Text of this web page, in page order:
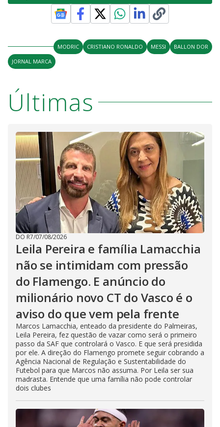
MODRIC CRISTIANO RONALDO MESSI
BALLON DOR
JORNAL MARCA
Últimas
DO R7/07/08/2026
Leila Pereira e família Lamacchia
não se intimidam com pressão
do Flamengo. E anúncio do
milionário novo CT do Vasco é o
aviso do que vem pela frente
Marcos Lamacchia, enteado da presidente do Palmeiras,
Leila Pereira, fez questão de vazar como será o primeiro
passo da SAF que controlará o Vasco. E que será presidida
por ele. A direção do Flamengo promete seguir cobrando a
Agência Nacional de Regulação e Sustentabilidade do
Futebol para que Marcos não assuma. Por Leila ser sua
madrasta. Entende que uma família não pode controlar
dois clubes